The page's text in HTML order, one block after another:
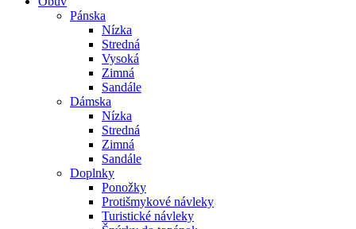
Pánska
Nízka
Stredná
Vysoká
Zimná
Sandále
Dámska
Nízka
Stredná
Zimná
Sandále
Doplnky
Ponožky
Protišmykové návleky
Turistické návleky